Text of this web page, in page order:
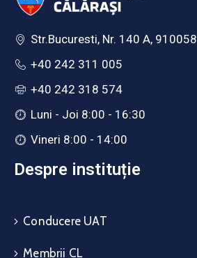
Str.Bucuresti, Nr. 140 A, 910058
+40 242 311 005
+40 242 318 574
Luni - Joi 8:00 - 16:30
Vineri 8:00 - 14:00
Despre instituție
Conducere UAT
Membrii CL